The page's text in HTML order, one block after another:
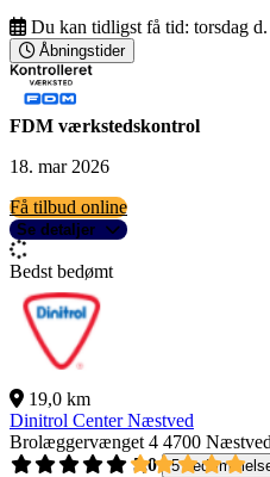
Du kan tidligst få tid: torsdag
Åbningstider
FDM værkstedskontrol
18. mar 2026
Få tilbud online
Se detaljer
Bedst bedømt
19,0 km
Dinitrol Center Næstved
Brolæggervænget 4 4700 Næstved
5,0
5